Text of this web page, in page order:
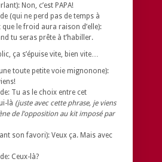
Non, c’est PAPA!
(qui ne perd pas de temps à
que le froid aura raison d’elle):
tu seras prête à t’habiller.
ça s’épuise vite, bien vite…
toute petite voie mignonone):
Tu as le choix entre cet
là (juste avec cette phrase, je viens
de l’opposition au kit imposé par
son favori): Veux ça. Mais avec
Ceux-là?